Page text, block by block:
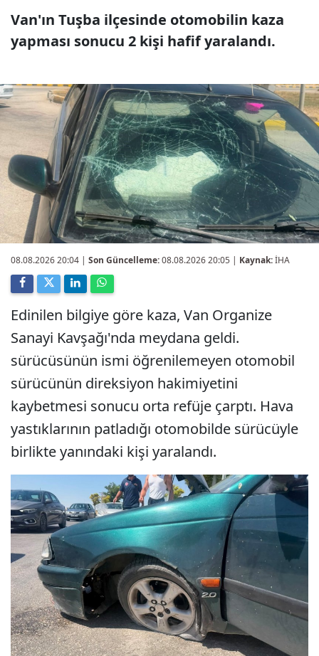
Van'ın Tuşba ilçesinde otomobilin kaza
yapması sonucu 2 kişi hafif yaralandı.
08.08.2026 20:04 | Son Güncelleme:08.08.2026 20:05 | Kaynak:İHA
Edinilen bilgiye göre kaza, Van Organize
Sanayi Kavşağı'nda meydana geldi.
sürücüsünün ismi öğrenilemeyen otomobil
sürücünün direksiyon hakimiyetini
kaybetmesi sonucu orta refüje çarptı. Hava
yastıklarının patladığı otomobilde sürücüyle
birlikte yanındaki kişi yaralandı.